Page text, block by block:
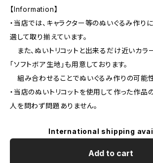
【Information】
・当店では、キャラクター等のぬいぐるみ作り
選して取り揃えています。
また、ぬいトリコットと出来るだけ近いカラ
「ソフトボア生地」も用意しております。
組み合わせることでぬいぐるみ作りの可能
・当店のぬいトリコットを使用して作った作品
人を問わず問題ありません。
International shipping
Add to cart